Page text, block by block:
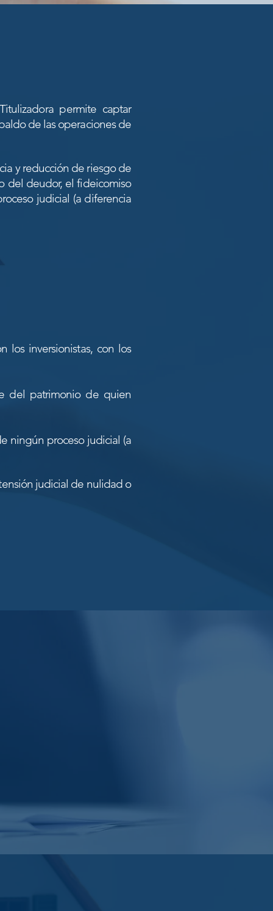
permite captar
de lasoperaciones de
y reducción de riesgo de
del deudor, el fideicomiso
judicial (a diferencia
los inversionistas, con los
del patrimonio de quien
ningún proceso judicial (a
judicial de nulidad o